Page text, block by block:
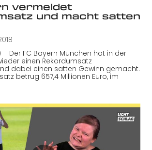
vermeldet
und macht satten
Der FC Bayern München hat in der
einen Rekordumsatz
dabei einen satten Gewinn gemacht.
betrug 657,4 Millionen Euro, im